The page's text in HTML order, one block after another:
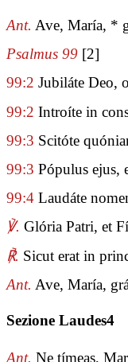
Ant. Ave, María, *
Psalmus 99 [2]
99:2 Jubiláte Deo,
99:2 Introíte in
99:3 Scitóte
99:3 Pópulus ejus,
99:4 Laudáte
℣. Glória Patri, et
℟. Sicut erat in
Ant. Ave, María,
Sezione Laudes4
Ant. Ne tímeas,